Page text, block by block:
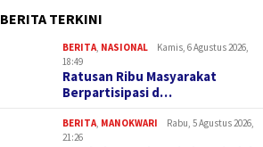
BERITA TERKINI
BERITA NASIONAL
Kamis, 6 Agustus 2026,
18:49
Ratusan Ribu Masyarakat
Berpartisipasi d…
BERITA MANOKWARI
Rabu, 5 Agustus 2026,
21:26